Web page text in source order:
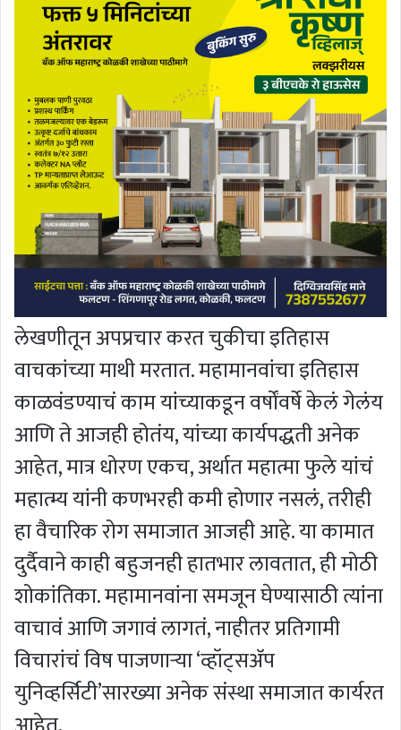
लेखणीतून अपप्रचार करत चुकीचा इतिहास
वाचकांच्या माथी मरतात. महामानवांचा इतिहास
काळवंडण्याचं काम यांच्याकडून वर्षोंवर्षे केलं गेलंय
आणि ते आजही होतंय, यांच्या कार्यपद्धती अनेक
आहेत, मात्र धोरण एकच, अर्थात महात्मा फुले यांचं
महात्म्य यांनी कणभरही कमी होणार नसलं, तरीही
हा वैचारिक रोग समाजात आजही आहे. या कामात
दुर्दैवाने काही बहुजनही हातभार लावतात, ही मोठी
शोकांतिका. महामानवांना समजून घेण्यासाठी त्यांना
वाचावं आणि जगावं लागतं, नाहीतर प्रतिगामी
विचारांचं विष पाजणार्‍या ‘व्हॉट्सअ‍ॅप
युनिव्हर्सिटी’सारख्या अनेक संस्था समाजात कार्यरत